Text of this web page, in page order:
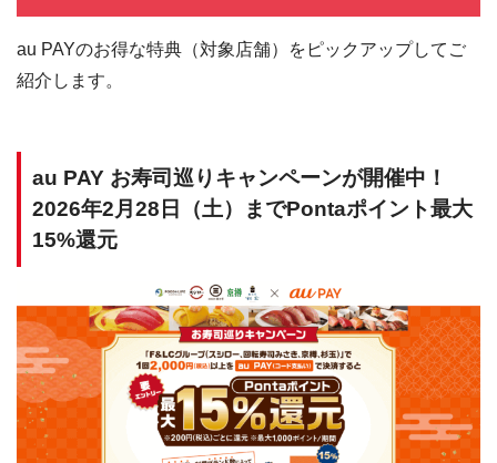
au PAYのお得な特典（対象店舗）をピックアップしてご
紹介します。
au PAY お寿司巡りキャンペーンが開催中！
2026年2月28日（土）までPontaポイント最大
15%還元